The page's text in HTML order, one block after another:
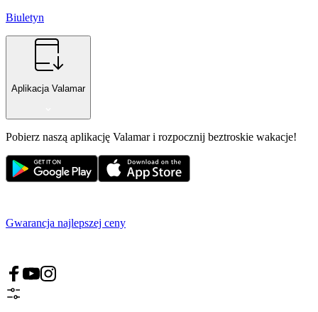
Biuletyn
Aplikacja Valamar
Pobierz naszą aplikację Valamar i rozpocznij beztroskie wakacje!
Gwarancja najlepszej ceny